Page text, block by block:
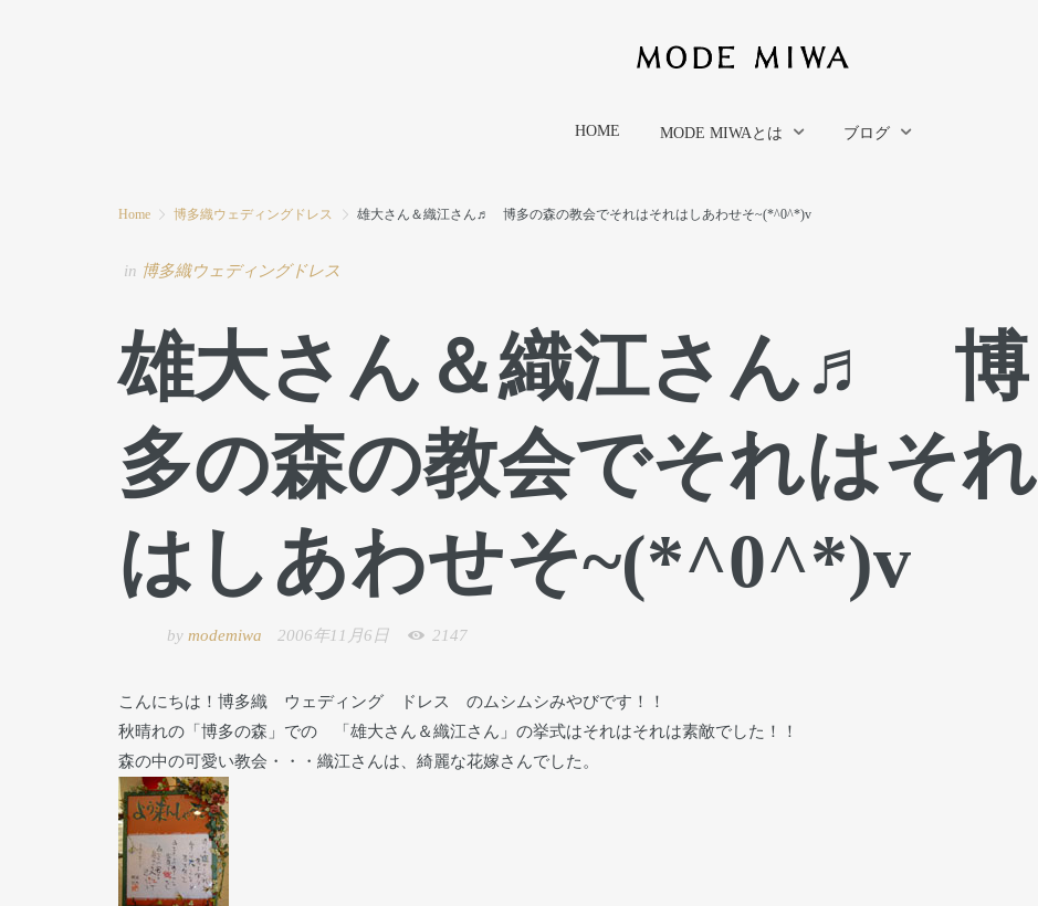
HOME MODE MIWAとは ブログ
Home 博多織ウェディングドレス 雄大さん＆織江さん♬ 博多の森の教会でそれはそれはしあわせそ~(*^0^*)v
in 博多織ウェディングドレス
雄大さん＆織江さん♬ 博
多の森の教会でそれはそれ
はしあわせそ~(*^0^*)v
by modemiwa 2006年11月6日 2147
こんにちは！博多織 ウェディング ドレス のムシムシみやびです！！
秋晴れの「博多の森」での 「雄大さん＆織江さん」の挙式はそれはそれは素敵でした！！
森の中の可愛い教会・・・織江さんは、綺麗な花嫁さんでした。